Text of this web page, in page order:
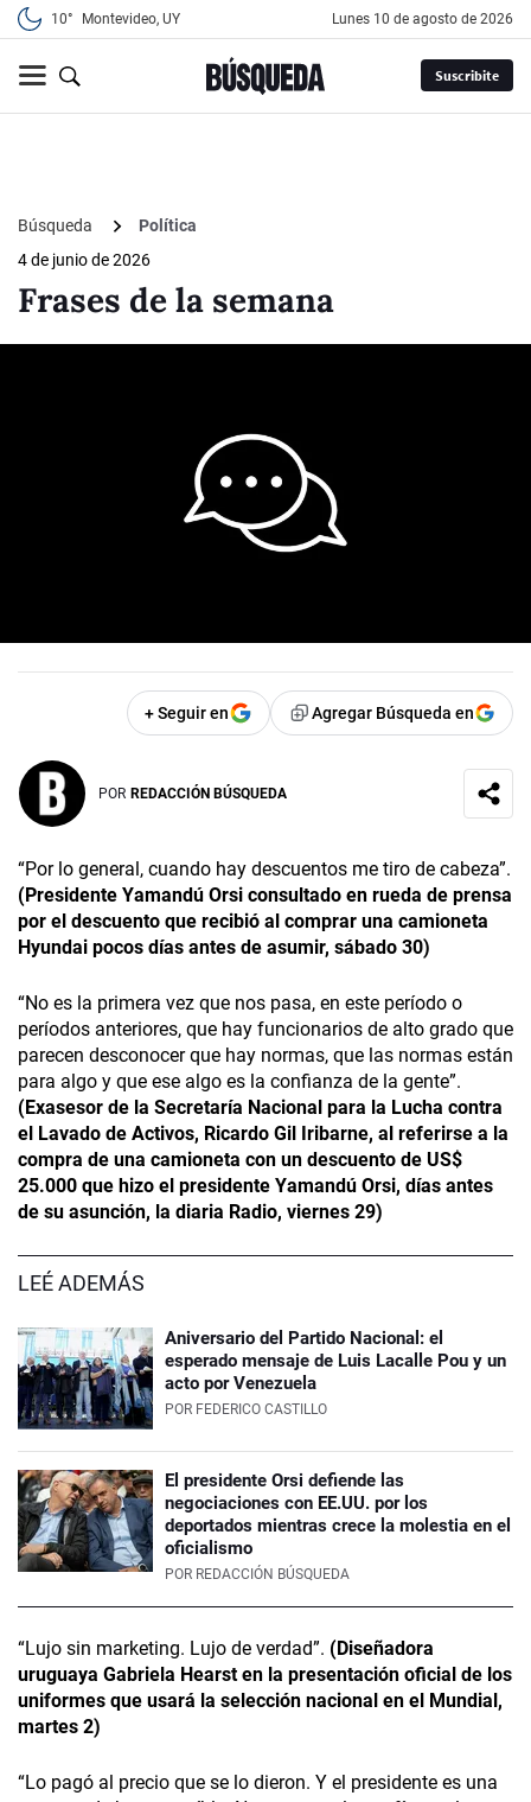
10° Montevideo, UY lunes 10 de agosto de 2026
Suscribite
Búsqueda
Política
4 de junio de 2026
Frases de la semana
+ Seguir en Agregar Búsqueda en
POR REDACCIÓN BÚSQUEDA
“Por lo general, cuando hay descuentos me tiro de cabeza”.
(Presidente Yamandú Orsi consultado en rueda de prensa
por el descuento que recibió al comprar una camioneta
Hyundai pocos días antes de asumir, sábado 30)
“No es la primera vez que nos pasa, en este período o
períodos anteriores, que hay funcionarios de alto grado que
parecen desconocer que hay normas, que las normas están
para algo y que ese algo es la confianza de la gente”.
(Exasesor de la Secretaría Nacional para la Lucha contra
el Lavado de Activos, Ricardo Gil Iribarne, al referirse a la
compra de una camioneta con un descuento de US$
25.000 que hizo el presidente Yamandú Orsi, días antes
de su asunción, la diaria Radio, viernes 29)
LEÉ ADEMÁS
Aniversario del Partido Nacional: el
esperado mensaje de Luis Lacalle Pou y un
acto por Venezuela
POR FEDERICO CASTILLO
El presidente Orsi defiende las
negociaciones con EE.UU. por los
deportados mientras crece la molestia en el
oficialismo
POR REDACCIÓN BÚSQUEDA
“Lujo sin marketing. Lujo de verdad”. (Diseñadora
uruguaya Gabriela Hearst en la presentación oficial de los
uniformes que usará la selección nacional en el Mundial,
martes 2)
“Lo pagó al precio que se lo dieron. Y el presidente es una